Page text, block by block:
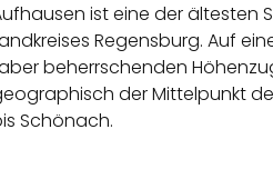
ist eine der ältesten
Regensburg. Auf
beherrschenden
der Mittelpunkt
Schönach.